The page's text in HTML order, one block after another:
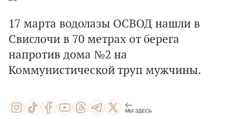
17 марта водолазы ОСВОД нашли в
Свислочи в 70 метрах от берега
напротив дома №2 на
Коммунистической труп мужчины.
МЫ ЗДЕСЬ